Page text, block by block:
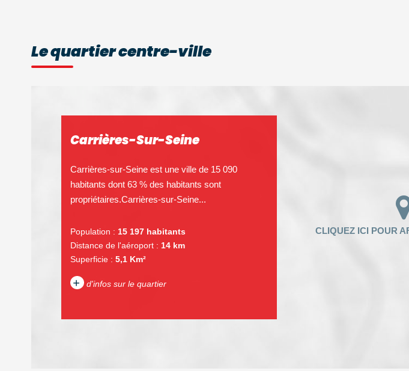
Le quartier centre-ville
Carrières-Sur-Seine
Carrières-sur-Seine est une ville de 15 090
habitants dont 63 % des habitants sont
propriétaires.Carrières-sur-Seine...
Population : 15 197 habitants
Distance de l'aéroport : 14 km
Superficie : 5,1 Km²
+ d'infos sur le quartier